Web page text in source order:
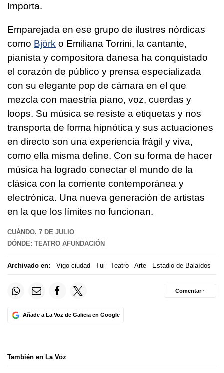
Importa.
Emparejada en ese grupo de ilustres nórdicas
como Björk o Emiliana Torrini, la cantante,
pianista y compositora danesa ha conquistado
el corazón de público y prensa especializada
con su elegante pop de cámara en el que
mezcla con maestría piano, voz, cuerdas y
loops. Su música se resiste a etiquetas y nos
transporta de forma hipnótica y sus actuaciones
en directo son una experiencia frágil y viva,
como ella misma define. Con su forma de hacer
música ha logrado conectar el mundo de la
clásica con la corriente contemporánea y
electrónica. Una nueva generación de artistas
en la que los límites no funcionan.
CUÁNDO. 7 DE JULIO
DÓNDE: TEATRO AFUNDACIÓN
Archivado en: Vigo ciudad Tui Teatro Arte Estadio de Balaídos
Añade a La Voz de Galicia en Google
Comentar ·
También en La Voz